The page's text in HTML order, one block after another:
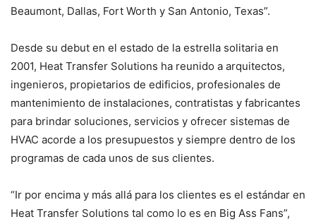
Beaumont, Dallas, Fort Worth y San Antonio, Texas”.
Desde su debut en el estado de la estrella solitaria en
2001, Heat Transfer Solutions ha reunido a arquitectos,
ingenieros, propietarios de edificios, profesionales de
mantenimiento de instalaciones, contratistas y fabricantes
para brindar soluciones, servicios y ofrecer sistemas de
HVAC acorde a los presupuestos y siempre dentro de los
programas de cada unos de sus clientes.
“Ir por encima y más allá para los clientes es el estándar en
Heat Transfer Solutions tal como lo es en Big Ass Fans”,